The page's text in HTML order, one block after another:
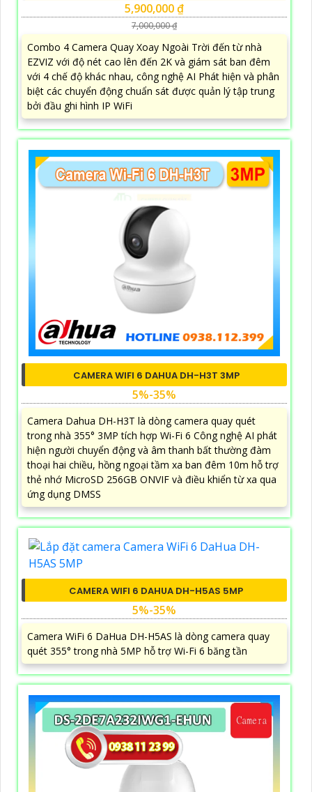
5,900,000 ₫
7,000,000 ₫
Combo 4 Camera Quay Xoay Ngoài Trời đến từ nhà
EZVIZ với độ nét cao lên đến 2K và giám sát ban đêm
với 4 chế độ khác nhau, công nghệ AI Phát hiện và phân
biệt các chuyển động chuẩn sát được quản lý tập trung
bởi đầu ghi hình IP WiFi
CAMERA WIFI 6 DAHUA DH-H3T 3MP
5%-35%
Camera Dahua DH-H3T là dòng camera quay quét
trong nhà 355° 3MP tích hợp Wi-Fi 6 Công nghệ AI phát
hiện người chuyển động và âm thanh bất thường đàm
thoại hai chiều, hồng ngoại tầm xa ban đêm 10m hỗ trợ
thẻ nhớ MicroSD 256GB ONVIF và điều khiển từ xa qua
ứng dụng DMSS
CAMERA WIFI 6 DAHUA DH-H5AS 5MP
5%-35%
Camera WiFi 6 DaHua DH-H5AS là dòng camera quay
quét 355° trong nhà 5MP hỗ trợ Wi-Fi 6 băng tần